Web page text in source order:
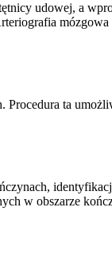
udowej, a
Procedura ta
w obszarze